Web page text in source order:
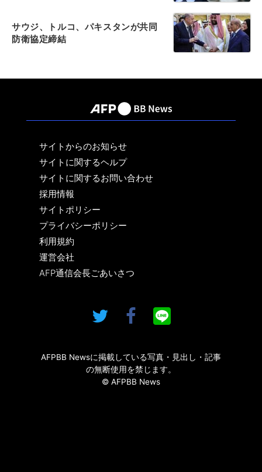
サウジ、トルコ、パキスタンが共同
防衛協定締結
サイトからのお知らせ
サイトに関するヘルプ
サイトに関するお問い合わせ
採用情報
サイトポリシー
プライバシーポリシー
利用規約
運営会社
AFP通信会長ごあいさつ
AFPBB Newsに掲載している写真・見出し・記事
の無断使用を禁じます。
© AFPBB News